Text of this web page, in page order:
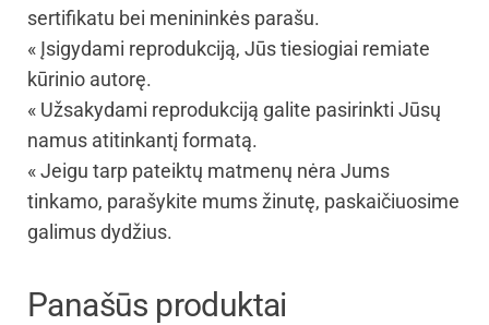
sertifikatu bei menininkės parašu.
« Įsigydami reprodukciją, Jūs tiesiogiai remiate
kūrinio autorę.
« Užsakydami reprodukciją galite pasirinkti Jūsų
namus atitinkantį formatą.
« Jeigu tarp pateiktų matmenų nėra Jums
tinkamo, parašykite mums žinutę, paskaičiuosime
galimus dydžius.
Panašūs produktai